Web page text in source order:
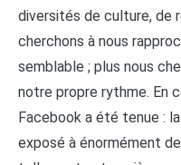
diversités de culture, de
cherchons à nous
semblable ; plus nous
notre propre rythme. En
Facebook a été tenue :
exposé à énormément